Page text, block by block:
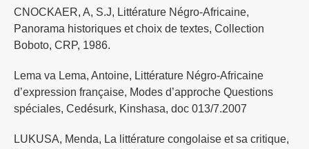
CNOCKAER, A, S.J, Littérature Négro-Africaine,
Panorama historiques et choix de textes, Collection
Boboto, CRP, 1986.
Lema va Lema, Antoine, Littérature Négro-Africaine
d’expression française, Modes d’approche Questions
spéciales, Cedésurk, Kinshasa, doc 013/7.2007
LUKUSA, Menda, La littérature congolaise et sa critique,